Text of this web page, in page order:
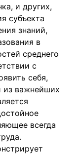
и других,
субъекта
знаний,
в
среднего
с
себя,
из важнейших
всегда